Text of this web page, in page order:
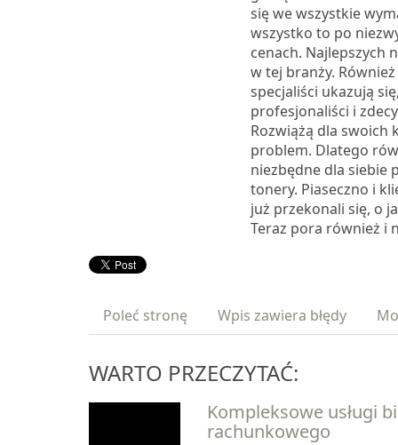
się we wszystkie
wszystko to po
cenach. Najlepszych
w tej branży.
specjaliści ukazują
profesjonaliści i
Rozwiążą dla swoich
problem. Dlatego
niezbędne dla siebie
tonery. Piaseczno i
już przekonali się, o
Teraz pora również i
Poleć stronę Wpis zawiera błędy
WARTO PRZECZYTAĆ:
Kompleksowe usługi
rachunkowego